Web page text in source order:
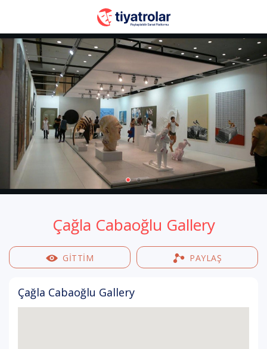
Çağla Cabaoğlu Gallery
GİTTİM PAYLAŞ
Çağla Cabaoğlu Gallery